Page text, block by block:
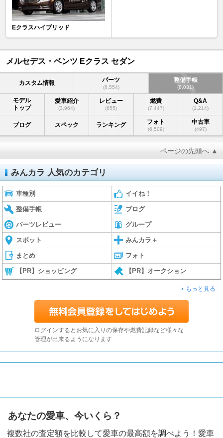
Eクラスハイブリッド
メルセデス・ベンツ Eクラス セダン
カスタム情報 パーツ
(6,554)
整備手帳
(8,031)
モデル
トップ
愛車紹介
(3,964)
レビュー
(655)
燃費
(7,447)
Q&A
(1,214)
ブログ スペック ランキング フォト
(6,509)
中古車
(497)
ページの先頭へ ▲
みんカラ 人気のカテゴリ
車種別 イイね！
整備手帳 ブログ
パーツレビュー グループ
スポット みんカラ＋
まとめ フォト
【PR】ショッピング 【PR】オークション
もっと見る
ログインするとお気に入りの保存や燃費記録など様々な
管理が出来るようになります
あなたの愛車、今いくら？
複数社の査定額を比較して愛車の最高額を調べよう！愛車